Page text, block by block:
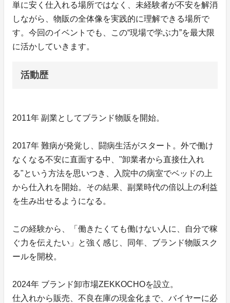
単に安く仕入れる場所ではなく、未経験者が不安を解消
しながら、物販の全体像を実践的に理解できる場所で
す。今回のイベントでも、この“現場で学ぶ力”を最大限
に活かしていきます。
活動歴
2011年 副業としてブランド物販を開始。
2017年 難病が発覚し、闘病生活がスタート。外で働け
なくなる不安に直面する中、"卸業者から直接仕入れ
る"という方法を思いつき、入院中の病室でベッドの上
から仕入れを開始。その結果、副業時代の倍以上の利益
を生み出せるようになる。
この経験から、「働きたくても働けない人に、自分で稼
ぐ力を伝えたい」と強く感じ、同年、ブランド物販スク
ールを開校。
2024年 ブランド卸市場ZEKKOCHOを設立。
仕入れから販売、不良在庫の現金化まで、バイヤーに必